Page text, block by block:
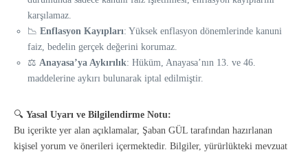
karşılamaz.
📉 Enflasyon Kayıpları: Yüksek enflasyon dönemlerinde kanuni
faiz, bedelin gerçek değerini korumaz.
⚖️ Anayasa’ya Aykırılık: Hüküm, Anayasa’nın 13. ve 46.
maddelerine aykırı bulunarak iptal edilmiştir.
🔍 Yasal Uyarı ve Bilgilendirme Notu:
Bu içerikte yer alan açıklamalar, Şaban GÜL tarafından hazırlanan
kişisel yorum ve önerileri içermektedir. Bilgiler, yürürlükteki mevzuat